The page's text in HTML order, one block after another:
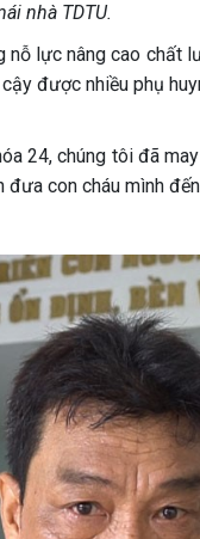
nhà TDTU.
lực nâng cao chất
được nhiều phụ
24, chúng tôi đã
đưa con cháu mình